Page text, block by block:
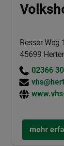
Resser Weg 1
45699
02366
mehr